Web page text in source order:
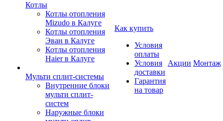
Котлы
Котлы отопления
Mizudo в Калуге
Котлы отопления
Эван в Калуге
Котлы отопления
Haier в Калуге
Мульти сплит-системы
Внутренние блоки
мульти сплит-
систем
Наружные блоки
Как купить
Условия
оплаты
Условия
доставки
Гарантия
на товар
Акции Монтаж